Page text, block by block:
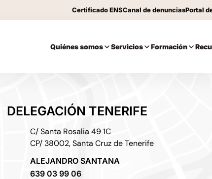
Certificado ENSCanal de denunciasPortal
Quiénes somos Servicios Formación
DELEGACIÓN TENERIFE
C/ Santa Rosalia 49 1C
CP/ 38002, Santa Cruz de Tenerife
ALEJANDRO SANTANA
639 03 99 06